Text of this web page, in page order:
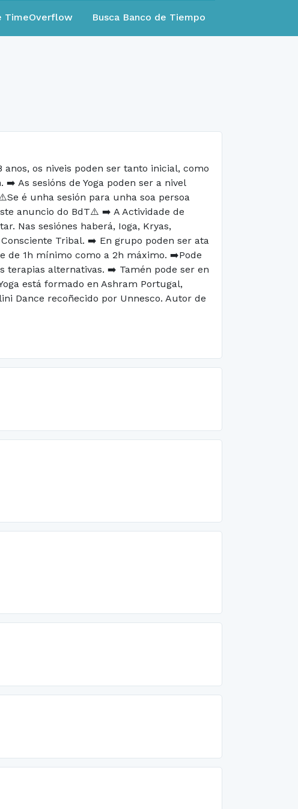
TimeOverflow Busca Banco de Tiempo
os niveis poden ser tanto inicial, como
As sesións de Yoga poden ser a nivel
é unha sesión para unha soa persoa
anuncio do BdT⚠️ ➡️ A Actividade de
Nas sesiónes haberá, Ioga, Kryas,
Tribal. ➡️ En grupo poden ser ata
de 1h mínimo como a 2h máximo. ➡️Pode
terapias alternativas. ➡️ Tamén pode ser en
está formado en Ashram Portugal,
Dance recoñecido por Unnesco. Autor de